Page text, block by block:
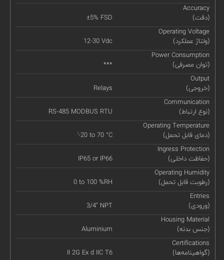
Accuracy
(دقت)
±5% FSD
Operating Voltage
(ولتاژ عملکرد)
12-30 Vdc
Power Consumption
(توان مصرفی)
***
Output
(خروجی)
Relays
Communication
(نوع ارتباط)
RS-485 MODBUS RTU
Operating Temperature
(دمای قابل تحمل)
'-20 to 70 °C
Ingress Protection
(حفاظت داخلی)
IP65 or IP66
Operating Humidity
(رطوبت قابل تحمل)
0 to 100 %RH
Entries
(ورودی)
3/4" NPT
Housing Material
(جنس بدنه)
Aluminium
Certifications
(گواهینامه‌ها)
II 2G Ex d IIC T6